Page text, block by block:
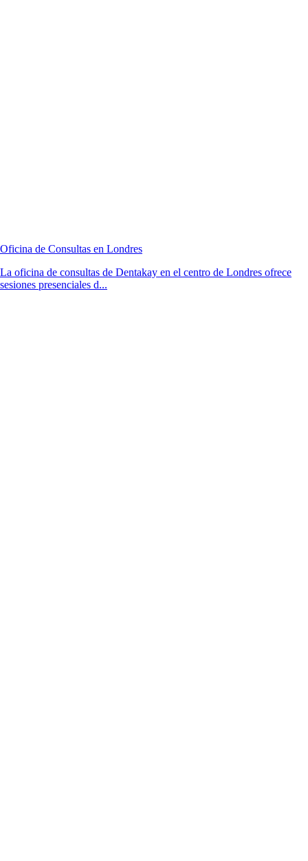
Oficina de Consultas en Londres
La oficina de consultas de Dentakay en el centro de Londres ofrece
sesiones presenciales d...